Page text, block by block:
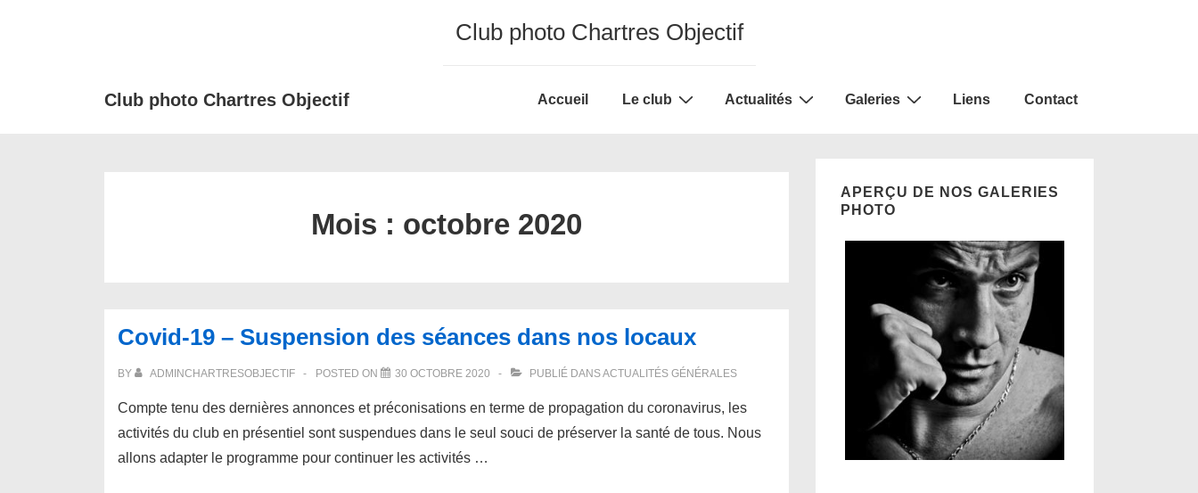
Club photo Chartres Objectif
Club photo Chartres Objectif
Main
Accueil Le club Actualités Galeries Liens Contact
Mois : octobre 2020
Covid-19 – Suspension des séances dans nos locaux
BY ADMINCHARTRESOBJECTIF POSTED ON 30 OCTOBRE 2020 PUBLIÉ DANSACTUALITÉS GÉNÉRALES
Compte tenu des dernières annonces et préconisations en terme de propagation du coronavirus, les
activités du club en présentiel sont suspendues dans le seul souci de préserver la santé de tous. Nous
allons adapter le programme pour continuer les activités …
APERÇU DE NOS GALERIES
PHOTO